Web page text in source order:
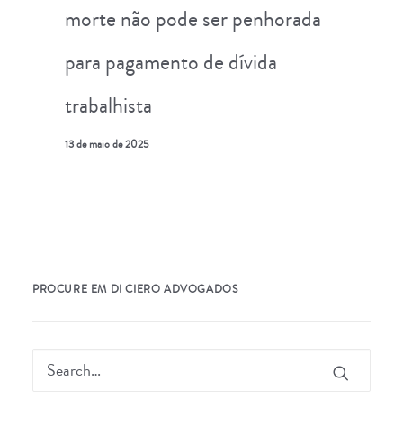
morte não pode ser penhorada
para pagamento de dívida
trabalhista
13 de maio de 2025
PROCURE EM DI CIERO ADVOGADOS